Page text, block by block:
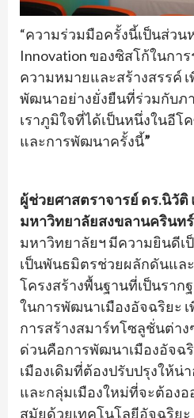
“ความร่วมมือครั้งนี้เป็นส่วน
Innovation ของซิสโก้ในก
ความหมายและสร้างสรรค์ เ
พัฒนาอย่างยั่งยืนที่ร่วมกับภ
เราภูมิใจที่ได้เป็นหนึ่งในอีโ
และการพัฒนาครั้งนี้”
ผู้ช่วยศาสตราจารย์ ดร.นิวั
มหาวิทยาลัยสงขลานครินท
มหาวิทยาลัยฯ มีความยินดีเ
เป็นพันธมิตรช่วยผลักดันแล
โครงสร้างพื้นฐานที่เป็นรา
ในการพัฒนาเมืองอัจฉริยะ
การสร้างสมาร์ทโซลูชั่นต่าง
ด่วนคือการพัฒนาเมืองอัจฉ
เมืองเดิมที่ต้องปรับปรุงให้
และกลุ่มเมืองใหม่ที่จะต้อง
สมัยด้วยเทคโนโลยีอัจฉริย